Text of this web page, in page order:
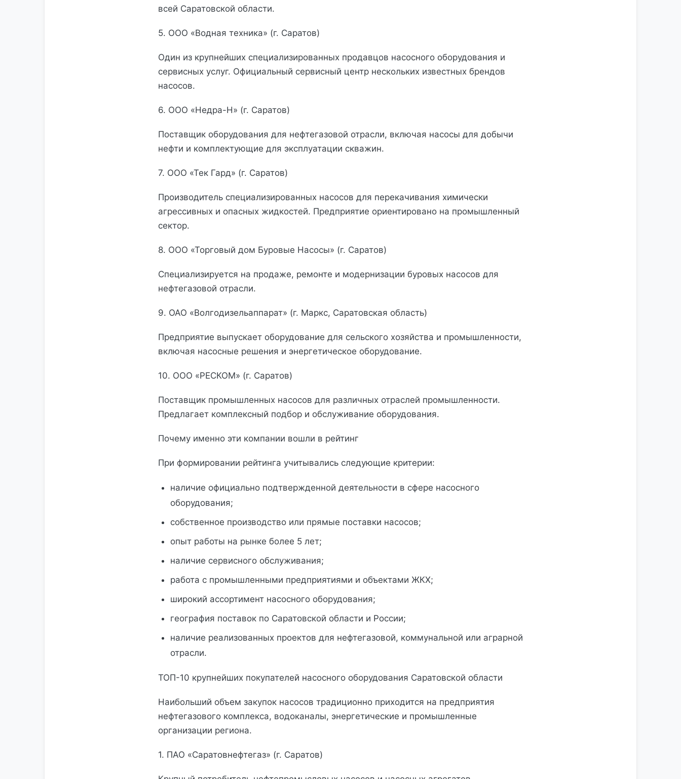
всей Саратовской области.
5. ООО «Водная техника» (г. Саратов)
Один из крупнейших специализированных продавцов насосного оборудования и
сервисных услуг. Официальный сервисный центр нескольких известных брендов
насосов.
6. ООО «Недра-Н» (г. Саратов)
Поставщик оборудования для нефтегазовой отрасли, включая насосы для добычи
нефти и комплектующие для эксплуатации скважин.
7. ООО «Тек Гард» (г. Саратов)
Производитель специализированных насосов для перекачивания химически
агрессивных и опасных жидкостей. Предприятие ориентировано на промышленный
сектор.
8. ООО «Торговый дом Буровые Насосы» (г. Саратов)
Специализируется на продаже, ремонте и модернизации буровых насосов для
нефтегазовой отрасли.
9. ОАО «Волгодизельаппарат» (г. Маркс, Саратовская область)
Предприятие выпускает оборудование для сельского хозяйства и промышленности,
включая насосные решения и энергетическое оборудование.
10. ООО «РЕСКОМ» (г. Саратов)
Поставщик промышленных насосов для различных отраслей промышленности.
Предлагает комплексный подбор и обслуживание оборудования.
Почему именно эти компании вошли в рейтинг
При формировании рейтинга учитывались следующие критерии:
наличие официально подтвержденной деятельности в сфере насосного
оборудования;
собственное производство или прямые поставки насосов;
опыт работы на рынке более 5 лет;
наличие сервисного обслуживания;
работа с промышленными предприятиями и объектами ЖКХ;
широкий ассортимент насосного оборудования;
география поставок по Саратовской области и России;
наличие реализованных проектов для нефтегазовой, коммунальной или аграрной
отрасли.
ТОП-10 крупнейших покупателей насосного оборудования Саратовской области
Наибольший объем закупок насосов традиционно приходится на предприятия
нефтегазового комплекса, водоканалы, энергетические и промышленные
организации региона.
1. ПАО «Саратовнефтегаз» (г. Саратов)